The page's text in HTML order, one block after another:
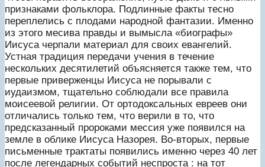
признаками фольклора. Подлинные факты тесно
переплелись с плодами народной фантазии. Именно
из этого месива правды и вымысла «биографы»
Иисуса черпали материал для своих евангелий.
Устная традиция передачи учения в течение
нескольких десятилетий объясняется также тем, что
первые приверженцы Иисуса не порывали с
иудаизмом, тщательно соблюдали все правила
моисеевой религии. От ортодоксальных евреев они
отличались только тем, что верили в то, что
предсказанный пророками мессия уже появился на
земле в облике Иисуса Назорея. Во-вторых, первые
письменные трактаты появились именно через 40 лет
после легендарных событий неспроста : на тот